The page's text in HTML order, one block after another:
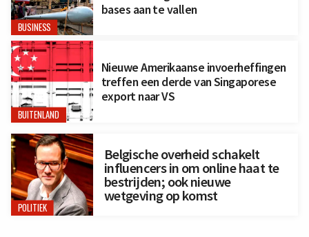
BUSINESS
bases aan te vallen
BUITENLAND
Nieuwe Amerikaanse invoerheffingen
treffen een derde van Singaporese
export naar VS
POLITIEK
Belgische overheid schakelt
influencers in om online haat te
bestrijden; ook nieuwe
wetgeving op komst